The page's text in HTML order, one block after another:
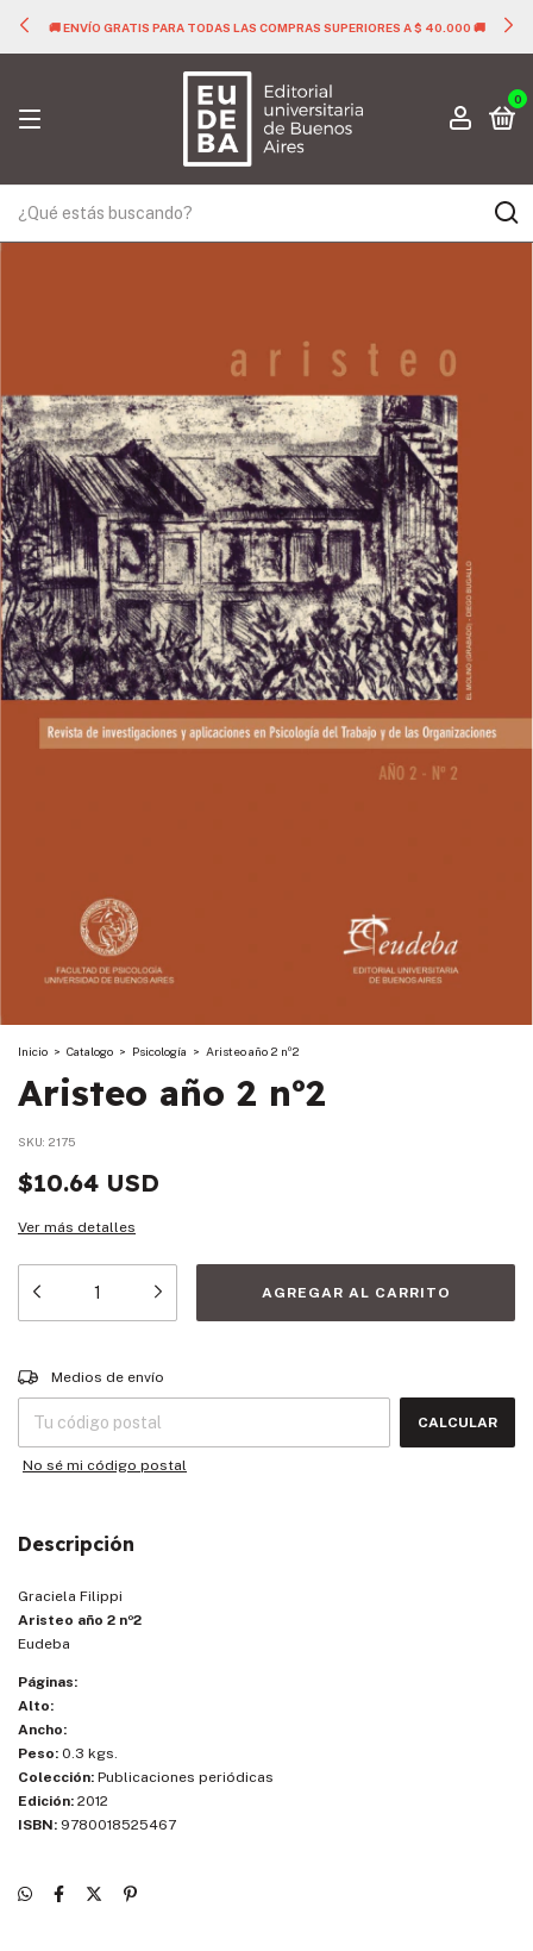
🚚 ENVÍO GRATIS PARA TODAS LAS COMPRAS SUPERIORES A $ 40.000 🚚
0
Inicio > Catalogo > Psicología > Aristeo año 2 nº2
Aristeo año 2 nº2
SKU: 2175
$10.64 USD
Ver más detalles
Entregas para el CP:
Medios de envío
CALCULAR
No sé mi código postal
Descripción
Graciela Filippi
Aristeo año 2 nº2
Eudeba
Páginas:
Alto:
Ancho:
Peso: 0.3 kgs.
Colección: Publicaciones periódicas
Edición: 2012
ISBN: 9780018525467